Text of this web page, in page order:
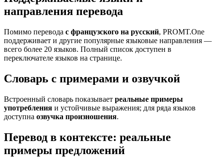
направления перевода
Помимо перевода с французского на русский, PROMT.One
поддерживает и другие популярные языковые направления —
всего более 20 языков. Полный список доступен в
переключателе языков на странице.
Словарь с примерами и озвучкой
Встроенный словарь показывает реальные примеры
употребления и устойчивые выражения; для ряда языков
доступна озвучка произношения.
Перевод в контексте: реальные
примеры предложений